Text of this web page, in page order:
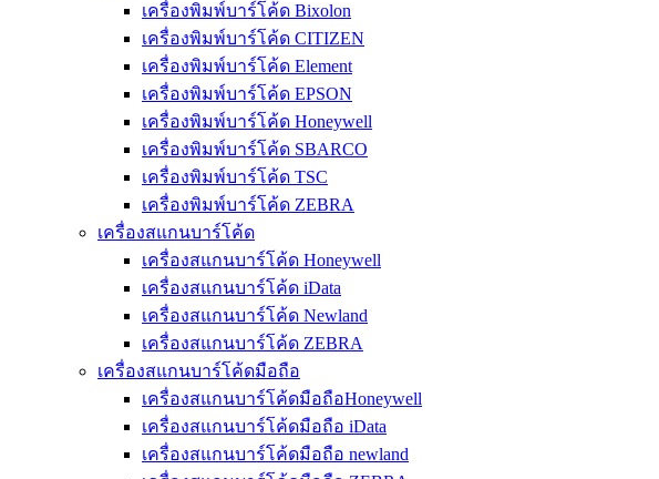
เครื่องพิมพ์บาร์โค้ด Bixolon
เครื่องพิมพ์บาร์โค้ด CITIZEN
เครื่องพิมพ์บาร์โค้ด Element
เครื่องพิมพ์บาร์โค้ด EPSON
เครื่องพิมพ์บาร์โค้ด Honeywell
เครื่องพิมพ์บาร์โค้ด SBARCO
เครื่องพิมพ์บาร์โค้ด TSC
เครื่องพิมพ์บาร์โค้ด ZEBRA
เครื่องสแกนบาร์โค้ด
เครื่องสแกนบาร์โค้ด Honeywell
เครื่องสแกนบาร์โค้ด iData
เครื่องสแกนบาร์โค้ด Newland
เครื่องสแกนบาร์โค้ด ZEBRA
เครื่องสแกนบาร์โค้ดมือถือ
เครื่องสแกนบาร์โค้ดมือถือHoneywell
เครื่องสแกนบาร์โค้ดมือถือ iData
เครื่องสแกนบาร์โค้ดมือถือ newland